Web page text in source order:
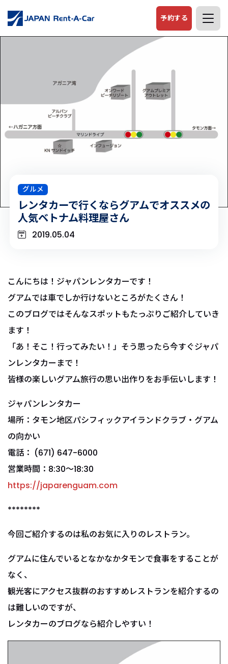
予約する
グルメ
レンタカーで行くならグアムでオススメの
人気ベトナム料理屋さん
2019.05.04
こんにちは！ジャパンレンタカーです！
グアムでは車でしか行けないところがたくさん！
このブログではそんなスポットもたっぷりご紹介していき
ます！
「あ！そこ！行ってみたい！」そう思ったら今すぐジャパ
ンレンタカーまで！
皆様の楽しいグアム旅行の思い出作りをお手伝いします！
ジャパンレンタカー
場所：タモン地区パシフィックアイランドクラブ・グアム
の向かい
電話： (671) 647-6000
営業時間：8:30～18:30
https://japarenguam.com
********
今回ご紹介するのは私のお気に入りのレストラン。
グアムに住んでいるとなかなかタモンで食事をすることが
なく、
観光客にアクセス抜群のおすすめレストランを紹介するの
は難しいのですが、
レンタカーのブログなら紹介しやすい！